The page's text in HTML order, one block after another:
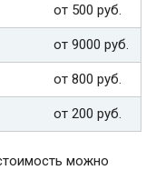
от 500 руб.
от 9000 руб.
от 800 руб.
от 200 руб.
можно